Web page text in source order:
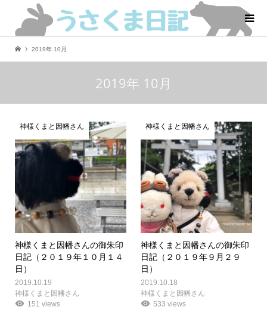
2019年 10月
2019年 10月
神様くまと因幡さん
神様くまと因幡さんの御朱印
日記（２０１９年１０月１４
日）
2019.10.19
神様くまと因幡さん
151 views
神様くまと因幡さん
神様くまと因幡さんの御朱印
日記（２０１９年９月２９
日）
2019.10.18
神様くまと因幡さん
533 views